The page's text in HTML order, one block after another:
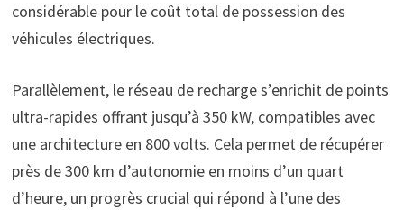
considérable pour le coût total de possession des
véhicules électriques.
Parallèlement, le réseau de recharge s’enrichit de points
ultra-rapides offrant jusqu’à 350 kW, compatibles avec
une architecture en 800 volts. Cela permet de récupérer
près de 300 km d’autonomie en moins d’un quart
d’heure, un progrès crucial qui répond à l’une des